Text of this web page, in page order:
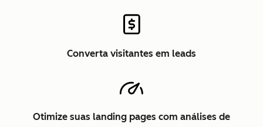
Converta visitantes em leads
Otimize suas landing pages com análises de